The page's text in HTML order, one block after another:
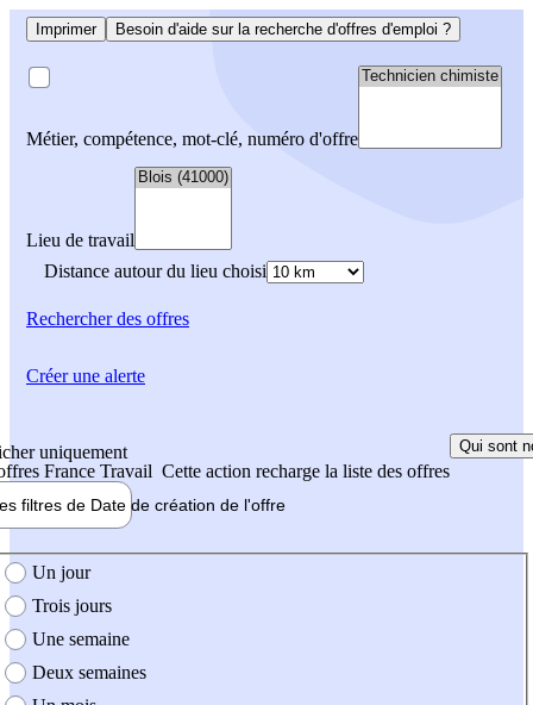
Imprimer Besoin d'aide sur la recherche d'offres d'emploi ?
Métier, compétence, mot-clé, numéro d'offre
Lieu de travail
Distance autour du lieu choisi
Rechercherdes offres
uniquement
France Travail Cette action recharge la liste des offres
Qui sont
filtres de Date de création de l'offre
création de l'offre
Un jour
Trois jours
Une semaine
Deux semaines
Créer une alerte